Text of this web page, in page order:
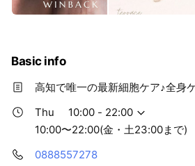
Basic info
高知で唯一の最新細胞ケア♪全身
Thu
10:00 - 22:00
10:00〜22:00(金・土23:00まで)
0888557278